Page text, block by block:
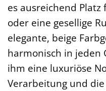
es ausreichend Platz
oder eine gesellige
elegante, beige
harmonisch in jeden
ihm eine luxuriöse
Verarbeitung und